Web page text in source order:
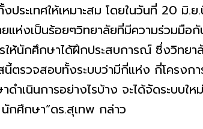
ประเทศให้เหมาะสม โดยในวันที่ 20 มิ.
ป็นร้อยๆวิทยาลัยที่มีความร่วมมือกั
นักศึกษาได้ฝึกประสบการณ์ ซึ่งวิทยาลั
ตรวจสอบทั้งระบบว่ามีกี่แห่ง กี่โครงก
เนินการอย่างไรบ้าง จะได้จัดระบบให
กศึกษา”ดร.สุเทพ กล่าว